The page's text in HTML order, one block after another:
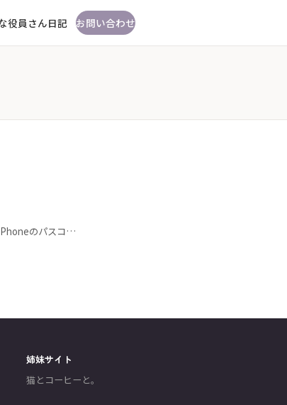
役員さん日記 お問い合わせ
のパスコ…
姉妹サイト
猫とコーヒーと。